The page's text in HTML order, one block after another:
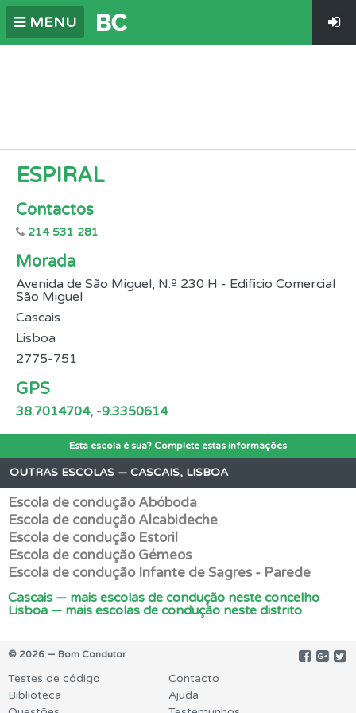
MENU
ESPIRAL
Contactos
214 531 281
Morada
Avenida de São Miguel, N.º 230 H - Edificio Comercial
São Miguel
Cascais
Lisboa
2775-751
GPS
38.7014704, -9.3350614
Esta escola é sua? Complete estas informações
OUTRAS ESCOLAS — CASCAIS, LISBOA
Escola de condução Abóboda
Escola de condução Alcabideche
Escola de condução Estoril
Escola de condução Gémeos
Escola de condução Infante de Sagres - Parede
Cascais — mais escolas de condução neste concelho
Lisboa — mais escolas de condução neste distrito
© 2026 — Bom Condutor
Testes de código
Biblioteca
Contacto
Ajuda